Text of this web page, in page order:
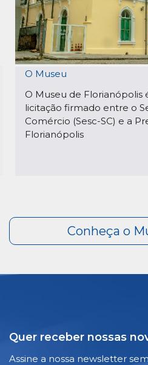
O Museu
O Museu de
licitação firmado entre o
Comércio (Sesc-SC) e a
Florianópolis
Quer receber nossas
Assine a nossa newsletter